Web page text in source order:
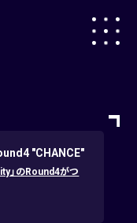
"CHANCE"
」のRound4がつ